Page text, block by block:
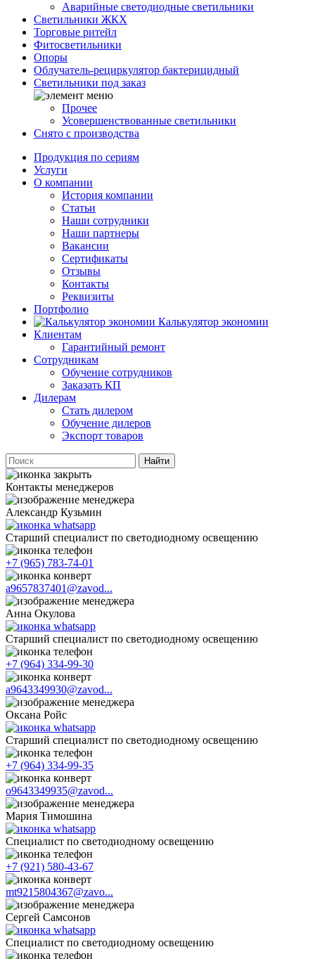
Аварийные светодиодные светильники
Светильники ЖКХ
Торговые ритейл
Фитосветильники
Опоры
Облучатель-рециркулятор бактерицидный
Светильники под заказ
Прочее
Усовершенствованные светильники
Снято с производства
Продукция по сериям
Услуги
О компании
История компании
Статьи
Наши сотрудники
Наши партнеры
Вакансии
Сертификаты
Отзывы
Контакты
Реквизиты
Портфолио
Калькулятор экономии
Клиентам
Гарантийный ремонт
Сотрудникам
Обучение сотрудников
Заказать КП
Дилерам
Стать дилером
Обучение дилеров
Экспорт товаров
Найти
Контакты менеджеров
Александр Кузьмин
Старший специалист по светодиодному освещению
+7 (965) 783-74-01
a9657837401@zavod...
Анна Окулова
Старший специалист по светодиодному освещению
+7 (964) 334-99-30
a9643349930@zavod...
Оксана Ройс
Старший специалист по светодиодному освещению
+7 (964) 334-99-35
o9643349935@zavod...
Мария Тимошина
Cпециалист по светодиодному освещению
+7 (921) 580-43-67
mt9215804367@zavo...
Сергей Самсонов
Cпециалист по светодиодному освещению